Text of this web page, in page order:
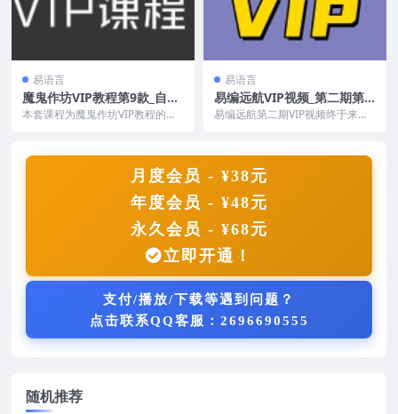
易语言
魔鬼作坊VIP教程第9款_自动
登录与操控LUA技术课程
本套课程为魔鬼作坊VIP教程的第9
易语言
易编远航VIP视频_第二期第8
套3D游戏多线程实战之天涯
易编远航第二期VIP视频终于来了
月度会员 - ¥38元
年度会员 - ¥48元
永久会员 - ¥68元
立即开通！
支付/播放/下载等遇到问题？
点击联系QQ客服：2696690555
随机推荐